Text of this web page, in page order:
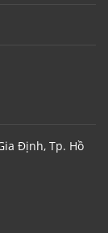
Định, Tp. Hồ